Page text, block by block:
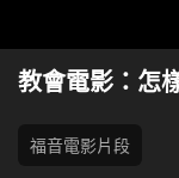
教會電影：怎
福音電影片段